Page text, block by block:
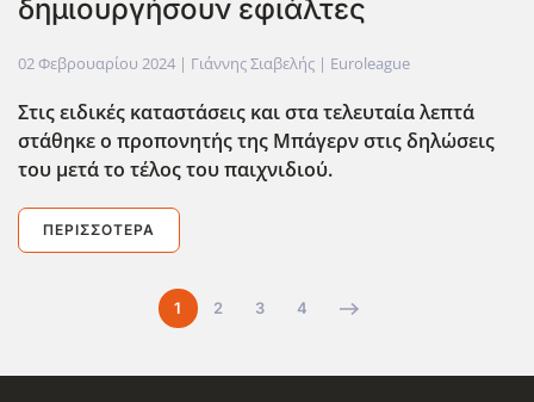
δημιουργήσουν εφιάλτες
02 Φεβρουαρίου 2024 | Γιάννης Σιαβελής | Euroleague
Στις ειδικές καταστάσεις και στα τελευταία λεπτά
στάθηκε ο προπονητ΄ης της Μπάγερν στις δηλώσεις
του μετά το τέλος του παιχνιδιού.
ΠΕΡΙΣΣΌΤΕΡΑ
1 2 3 4